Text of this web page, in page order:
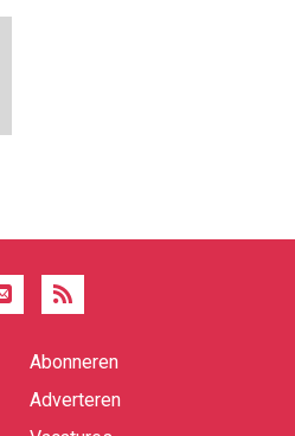
Abonneren
Adverteren